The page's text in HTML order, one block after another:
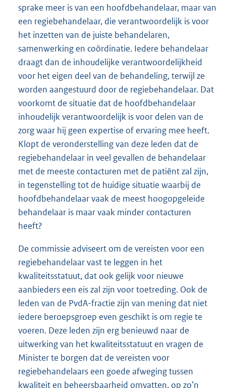
sprake meer is van een hoofdbehandelaar, maar van
een regiebehandelaar, die verantwoordelijk is voor
het inzetten van de juiste behandelaren,
samenwerking en coördinatie. Iedere behandelaar
draagt dan de inhoudelijke verantwoordelijkheid
voor het eigen deel van de behandeling, terwijl ze
worden aangestuurd door de regiebehandelaar. Dat
voorkomt de situatie dat de hoofdbehandelaar
inhoudelijk verantwoordelijk is voor delen van de
zorg waar hij geen expertise of ervaring mee heeft.
Klopt de veronderstelling van deze leden dat de
regiebehandelaar in veel gevallen de behandelaar
met de meeste contacturen met de patiënt zal zijn,
in tegenstelling tot de huidige situatie waarbij de
hoofdbehandelaar vaak de meest hoogopgeleide
behandelaar is maar vaak minder contacturen
heeft?
De commissie adviseert om de vereisten voor een
regiebehandelaar vast te leggen in het
kwaliteitsstatuut, dat ook gelijk voor nieuwe
aanbieders een eis zal zijn voor toetreding. Ook de
leden van de PvdA-fractie zijn van mening dat niet
iedere beroepsgroep even geschikt is om regie te
voeren. Deze leden zijn erg benieuwd naar de
uitwerking van het kwaliteitsstatuut en vragen de
Minister te borgen dat de vereisten voor
regiebehandelaars een goede afweging tussen
kwaliteit en beheersbaarheid omvatten, op zo’n